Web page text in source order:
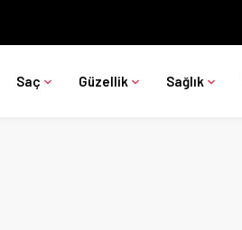
Saç Güzellik Sağlık